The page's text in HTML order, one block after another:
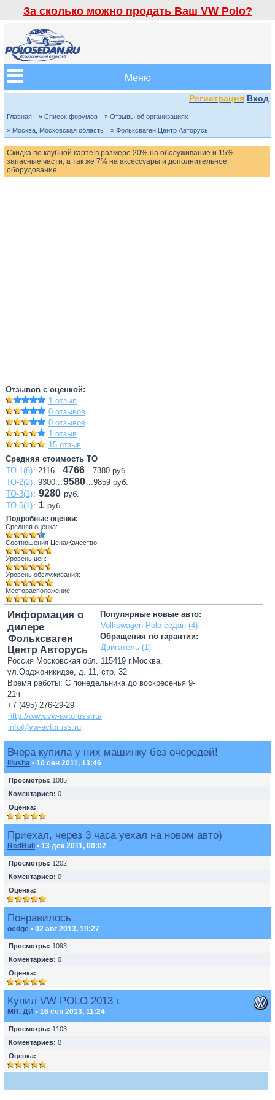
За сколько можно продать Ваш VW Polo?
Меню
Регистрация Вход
Главная » Список форумов
» Отзывы об организациях
» Москва, Московская область
» Фольксваген Центр Авторусь
Скидка по клубной карте в размере 20% на обслуживание и 15%
запасные части, а так же 7% на аксессуары и дополнительное
оборудование.
Отзывов с оценкой:
1 отзыв
0 отзывов
0 отзывов
1 отзыв
15 отзыв
Средняя стоимость ТО
ТО-1(8): 2116...4766...7380 руб.
ТО-2(2): 9300...9580...9859 руб.
ТО-3(1): 9280 руб.
ТО-5(1): 1 руб.
Подробные оценки:
Средняя оценка:
Соотношения Цена/Качество:
Уровень цен:
Уровень обслуживания:
Месторасположение:
Популярные новые авто:
Volkswagen Polo седан (4)
Обращения по гарантии:
Двигатель (1)
Информация о
дилере
Фольксваген
Центр Авторусь
Россия Московская обл. 115419 г.Москва,
ул.Орджоникидзе, д. 11, стр. 32
Время работы: С понедельника до воскресенья 9-
21ч
+7 (495) 276-29-29
http://www.vw-avtoruss.ru/
info@vw-avtoruss.ru
Вчера купила у них машинку без очередей!
lilusha • 10 сен 2011, 13:46
Просмотры: 1085
Коментариев: 0
Оценка:
Приехал, через 3 часа уехал на новом авто)
RedBull • 13 дек 2011, 00:02
Просмотры: 1202
Коментариев: 0
Оценка:
Понравилось
oedge • 02 авг 2013, 19:27
Просмотры: 1093
Коментариев: 0
Оценка:
Купил VW POLO 2013 г.
MR. ДИ • 16 сен 2013, 11:24
Просмотры: 1103
Коментариев: 0
Оценка: